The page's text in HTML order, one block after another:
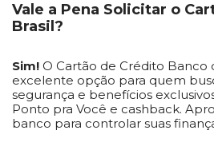
Vale a Pena Solicitar o
Brasil?
Sim! O Cartão de Crédito Banco
excelente opção para quem
segurança e benefícios
Ponto pra Você e cashback.
banco para controlar suas